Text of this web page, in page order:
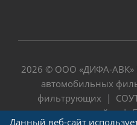
2026 © ООО «ДИФА-АВК»
автомобильных
фильтрующих |
использовании сайта|
Данный веб-сайт